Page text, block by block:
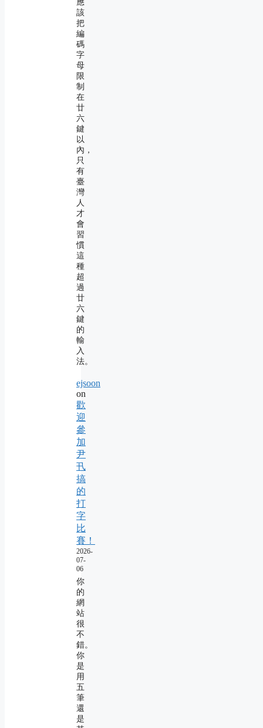
應
該
把
編
碼
字
母
限
制
在
廿
六
鍵
以
內，
只
有
臺
灣
人
才
會
習
慣
這
種
超
過
廿
六
鍵
的
輸
入
法。
ejsoon
on
歡
迎
參
加
尹
卂
搞
的
打
字
比
賽！
2026-
07-
06
你
的
網
站
很
不
錯。
你
是
用
五
筆
還
是